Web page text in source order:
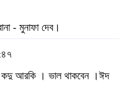
- মুনাফা দেব।
কদু আরকি । ভাল থাকবেন ।ঈদ